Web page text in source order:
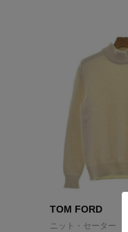
TOM FORD
ニット・セーター